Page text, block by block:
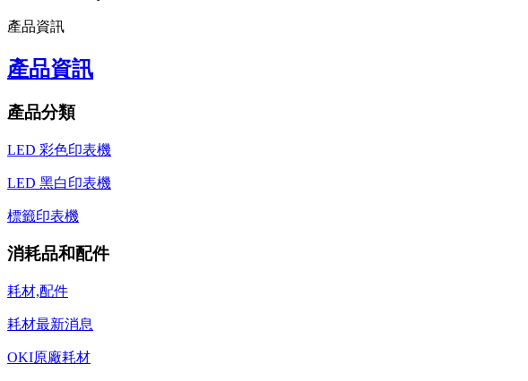
產品資訊
產品資訊
產品分類
LED 彩色印表機
LED 黑白印表機
標籤印表機
消耗品和配件
耗材,配件
耗材最新消息
OKI原廠耗材